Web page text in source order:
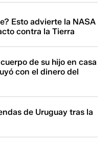
Esto advierte la NASA
contra la Tierra
de su hijo en casa
con el dinero del
de Uruguay tras la